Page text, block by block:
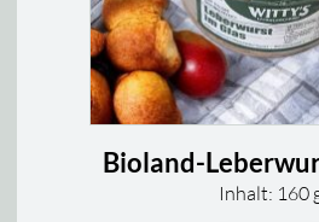
Bioland-
Inhalt: 160